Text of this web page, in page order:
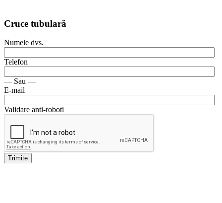
Cruce tubulară
Numele dvs.
Telefon
— Sau —
E-mail
Validare anti-roboti
Trimite